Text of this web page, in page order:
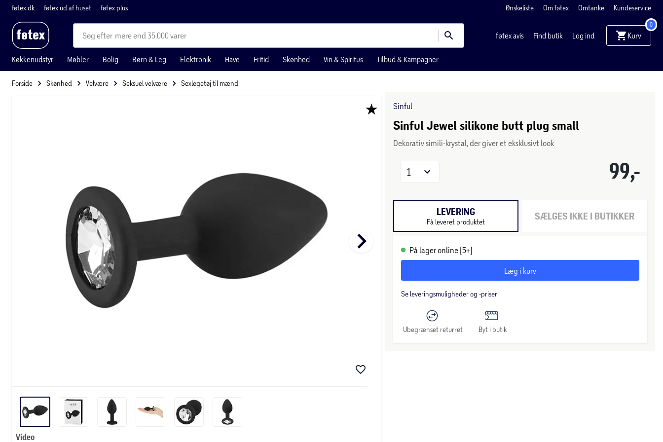
føtex.dk føtex ud af huset føtex plus Ønskeliste Om føtex Omtanke Kundeservice
mere end 35.000 varer føtex avis Find butik Log ind Kurv
0
Køkkenudstyr Møbler Bolig Børn & Leg Elektronik Have Fritid Skønhed Vin & Spiritus Tilbud & Kampagner
Forside Skønhed Velvære Seksuel velvære Sexlegetøj til mænd
keyboard_arrow_right
Video
Sinful
Sinful Jewel silikone butt plug small
Dekorativ simili-krystal, der giver et eksklusivt look
99,-
1
LEVERING
Få leveret produktet SÆLGES IKKE I BUTIKKER
På lager online (5+)
Læg i kurv
Se leveringsmuligheder og -priser
Ubegrænset returret Byt i butik